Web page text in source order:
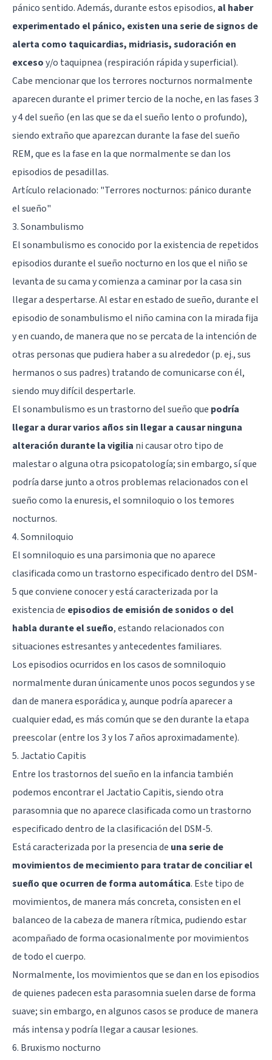
pánico sentido. Además, durante estos episodios, al haber
experimentado el pánico, existen una serie de signos de
alerta como taquicardias, midriasis, sudoración en
excesoy/o taquipnea (respiración rápida y superficial).
Cabe mencionar que los terrores nocturnos normalmente
aparecen durante el primer tercio de la noche, en las fases 3
y 4 del sueño (en las que se da el sueño lento o profundo),
siendo extraño que aparezcan durante la fase del sueño
REM, que es la fase en la que normalmente se dan los
episodios de pesadillas.
Artículo relacionado: "Terrores nocturnos: pánico durante
el sueño"
3. Sonambulismo
Elsonambulismoes conocido por la existencia de repetidos
episodios durante el sueño nocturno en los que el niño se
levanta de su cama y comienza a caminar por la casa sin
llegar a despertarse. Al estar en estado de sueño, durante el
episodio de sonambulismo el niño camina con la mirada fija
y en cuando, de manera que no se percata de la intención de
otras personas que pudiera haber a su alrededor (p. ej., sus
hermanos o sus padres) tratando de comunicarse con él,
siendo muy difícil despertarle.
El sonambulismo es un trastorno del sueño que podría
llegar a durar varios años sin llegar a causar ninguna
alteración durante la vigilia ni causar otro tipo de
malestar o alguna otra psicopatología; sin embargo, sí que
podría darse junto a otros problemas relacionados con el
sueño como la enuresis, el somniloquio o los temores
nocturnos.
4. Somniloquio
El somniloquio es una parsimonia que no aparece
clasificada como un trastorno especificado dentro del DSM-
5 que conviene conocer y está caracterizada por la
existencia de episodios de emisión de sonidos o del
habla durante el sueño, estando relacionados con
situaciones estresantes y antecedentes familiares.
Los episodios ocurridos en los casos de somniloquio
normalmente duran únicamente unos pocos segundos y se
dan de manera esporádica y, aunque podría aparecer a
cualquier edad, es más común que se den durante la etapa
preescolar (entre los 3 y los 7 años aproximadamente).
5. Jactatio Capitis
Entre los trastornos del sueño en la infancia también
podemos encontrar el Jactatio Capitis, siendo otra
parasomnia que no aparece clasificada como un trastorno
especificado dentro de la clasificación del DSM-5.
Está caracterizada por la presencia de una serie de
movimientos de mecimiento para tratar de conciliar el
sueño que ocurren de forma automática. Este tipo de
movimientos, de manera más concreta, consisten en el
balanceo de la cabeza de manera rítmica, pudiendo estar
acompañado de forma ocasionalmente por movimientos
de todo el cuerpo.
Normalmente, los movimientos que se dan en los episodios
de quienes padecen esta parasomnia suelen darse de forma
suave; sin embargo, en algunos casos se produce de manera
más intensa y podría llegar a causar lesiones.
6. Bruxismo nocturno